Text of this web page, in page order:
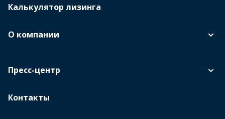
Калькулятор лизинга
О компании
Пресс-центр
Контакты